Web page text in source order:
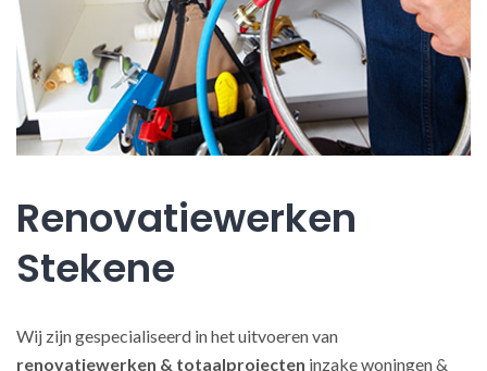
Renovatiewerken
Stekene
Wij zijn gespecialiseerd in het uitvoeren van
renovatiewerken & totaalprojecten inzake woningen &